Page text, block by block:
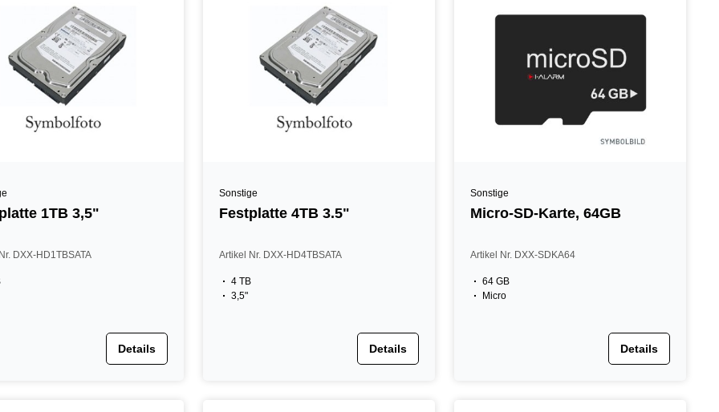
1TB 3,5"
DXX-HD1TBSATA
Details
Sonstige
Festplatte 4TB 3.5"
Artikel Nr. DXX-HD4TBSATA
4 TB
3,5"
Details
Sonstige
Micro-SD-Karte, 64GB
Artikel Nr. DXX-SDKA64
64 GB
Micro
Details